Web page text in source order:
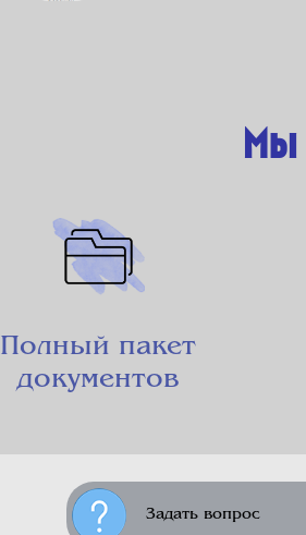
Мы
Полный пакет
документов
Задать вопрос